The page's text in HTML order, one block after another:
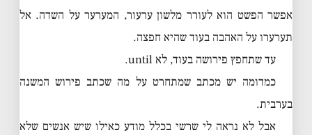
אפשר הפשט הוא לעורר מלשון ערעור, המערער על השדה. אל
תערערו על האהבה בעוד שהיא חפצה.
עד שתחפץ פירושה בעוד, לא until.
כמדומה יש מכתב שמתחרט על מה שכתב פירוש המשנה
בערבית.
אבל לא נראה לי שרשי בכלל מודע כאילו שיש אנשים שלא